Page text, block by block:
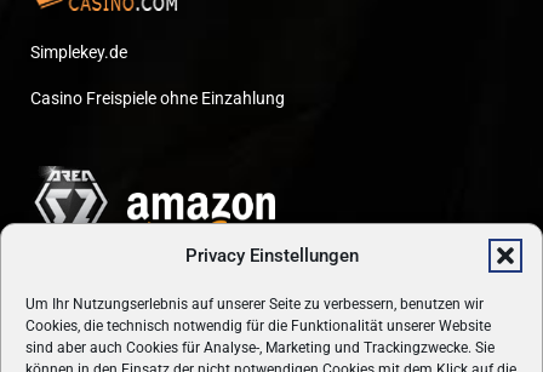
Privacy Einstellungen
Um Ihr Nutzungserlebnis auf unserer Seite zu verbessern, benutzen wir
Cookies, die technisch notwendig für die Funktionalität unserer Website
sind aber auch Cookies für Analyse-, Marketing und Trackingzwecke. Sie
Simplekey.de
Casino Freispiele ohne Einzahlung